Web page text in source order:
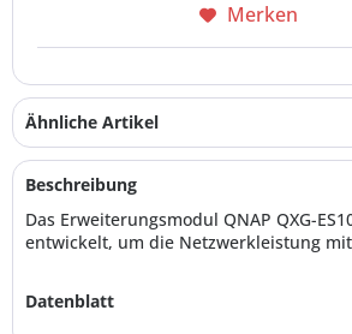
Merken
Ähnliche Artikel
Beschreibung
Das Erweiterungsmodul QNAP QXG-
entwickelt, um die Netzwerkleistung
Datenblatt